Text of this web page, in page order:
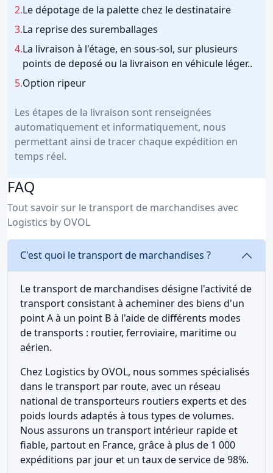
2.Le dépotage de la palette chez le destinataire
3.La reprise des suremballages
4.La livraison à l'étage, en sous-sol, sur plusieurs
points de deposé ou la livraison en véhicule léger..
5.Option ripeur
Les étapes de la livraison sont renseignées
automatiquement et informatiquement, nous
permettant ainsi de tracer chaque expédition en
temps réel.
FAQ
Tout savoir sur le transport de marchandises avec
Logistics by OVOL
C'est quoi le transport de marchandises ?
Le transport de marchandises désigne l'activité de
transport consistant à acheminer des biens d'un
point A à un point B à l'aide de différents modes
de transports : routier, ferroviaire, maritime ou
aérien.
Chez Logistics by OVOL, nous sommes spécialisés
dans le transport par route, avec un réseau
national de transporteurs routiers experts et des
poids lourds adaptés à tous types de volumes.
Nous assurons un transport intérieur rapide et
fiable, partout en France, grâce à plus de 1 000
expéditions par jour et un taux de service de 98%.